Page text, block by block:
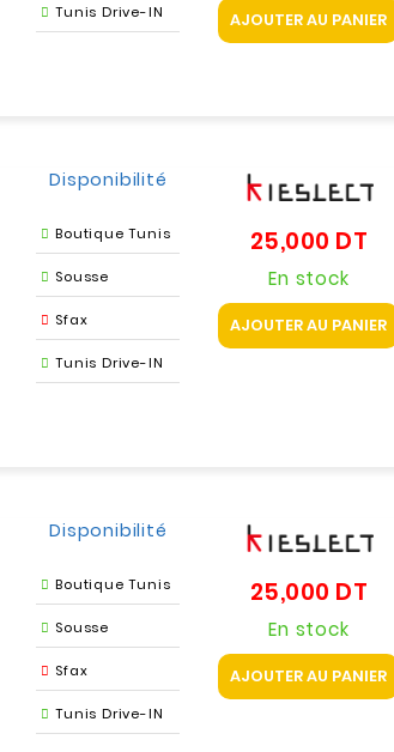
Tunis Drive-IN AJOUTER AU PANIER
Disponibilité
Boutique Tunis
Sousse
Sfax
Tunis Drive-IN
25,000 DT
En stock
AJOUTER AU PANIER
Disponibilité
Boutique Tunis
Sousse
Sfax
Tunis Drive-IN
25,000 DT
En stock
AJOUTER AU PANIER